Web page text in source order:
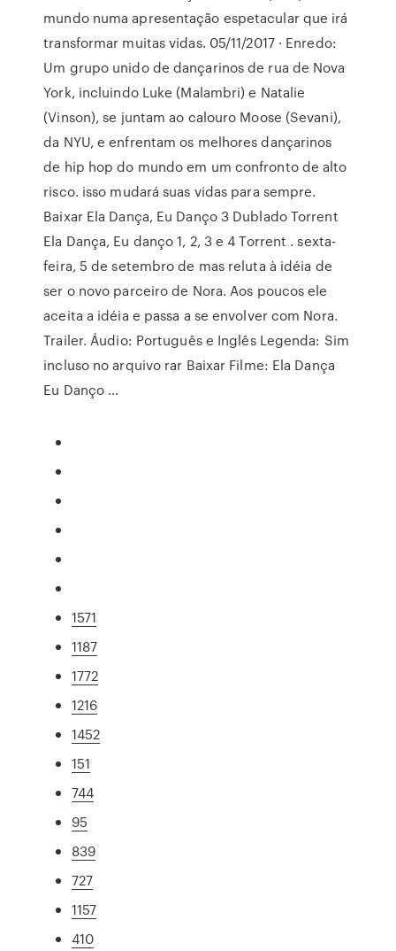
mundo numa apresentação espetacular que irá
transformar muitas vidas. 05/11/2017 · Enredo:
Um grupo unido de dançarinos de rua de Nova
York, incluindo Luke (Malambri) e Natalie
(Vinson), se juntam ao calouro Moose (Sevani),
da NYU, e enfrentam os melhores dançarinos
de hip hop do mundo em um confronto de alto
risco. isso mudará suas vidas para sempre.
Baixar Ela Dança, Eu Danço 3 Dublado Torrent
Ela Dança, Eu danço 1, 2, 3 e 4 Torrent . sexta-
feira, 5 de setembro de mas reluta à idéia de
ser o novo parceiro de Nora. Aos poucos ele
aceita a idéia e passa a se envolver com Nora.
Trailer. Áudio: Português e Inglês Legenda: Sim
incluso no arquivo rar Baixar Filme: Ela Dança
Eu Danço …
1571
1187
1772
1216
1452
151
744
95
839
727
1157
410